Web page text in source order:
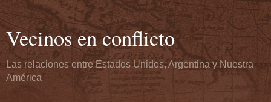
Vecinos en conflicto
Las relaciones entre Estados Unidos, Argentina y Nuestra
América